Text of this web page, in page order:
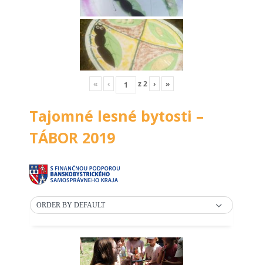
« ‹ z2 › »
Tajomné lesné bytosti –
TÁBOR 2019
ORDER BY DEFAULT